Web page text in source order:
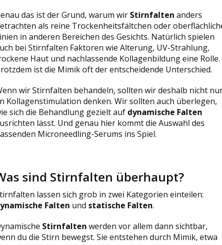
das ist der Grund, warum wir Stirnfalten anders
als reine Trockenheitsfältchen oder
in anderen Bereichen des Gesichts. Natürlich spielen
bei Stirnfalten Faktoren wie Alterung, UV-Strahlung,
Haut und nachlassende Kollagenbildung eine Rolle.
ist die Mimik oft der entscheidende Unterschied.
wir Stirnfalten behandeln, sollten wir deshalb nicht
Kollagenstimulation denken. Wir sollten auch überlegen,
sich die Behandlung gezielt auf dynamische Falten
lässt. Und genau hier kommt die Auswahl des
Microneedling-Serums ins Spiel.
sind Stirnfalten überhaupt?
lassen sich grob in zwei Kategorien einteilen:
Falten und statische Falten.
Stirnfalten werden vor allem dann sichtbar,
du die Stirn bewegst. Sie entstehen durch Mimik, etwa